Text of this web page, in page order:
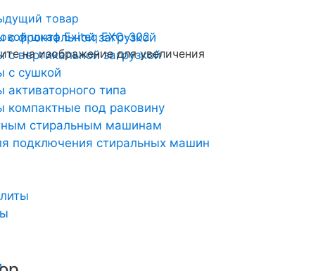
фронтальной загрузкой
вертикальной загрузкой
с сушкой
типа
под раковину
стиральным машинам
подключения стиральных машин
товар
на изображение для увеличения